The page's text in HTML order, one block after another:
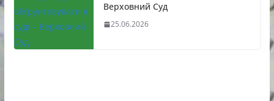
Верховний Суд
25.06.2026